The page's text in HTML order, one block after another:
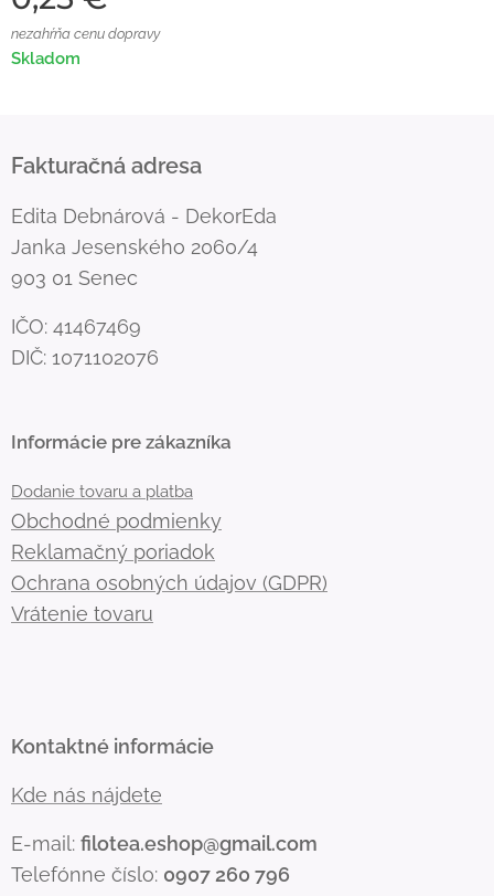
nezahŕňa cenu dopravy
Skladom
Fakturačná adresa
Edita Debnárová - DekorEda
Janka Jesenského 2060/4
903 01 Senec
IČO: 41467469
DIČ: 1071102076
Informácie pre zákazníka
Dodanie tovaru a platba
Obchodné podmienky
Reklamačný poriadok
Ochrana osobných údajov (GDPR)
Vrátenie tovaru
Kontaktné informácie
Kde nás nájdete
E-mail: filotea.eshop@gmail.com
Telefónne číslo: 0907 260 796